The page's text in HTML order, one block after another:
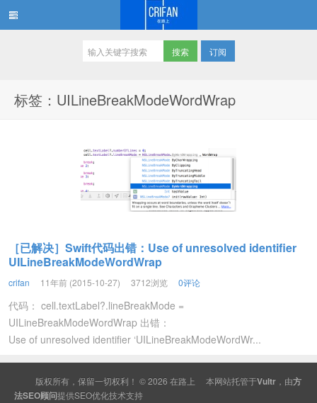
订阅
标签：UILineBreakModeWordWrap
［已解决］Swift代码出错：Use of unresolved identifier
UILineBreakModeWordWrap
crifan 11年前 (2015-10-27) 3712浏览 0评论
代码： cell.textLabel?.lineBreakMode =
UILineBreakModeWordWrap 出错：
Use of unresolved identifier ‘UILineBreakModeWordWr...
版权所有，保留一切权利！ © 2026 在路上 本网站托管于Vultr ，由方
法SEO顾问提供SEO优化技术支持